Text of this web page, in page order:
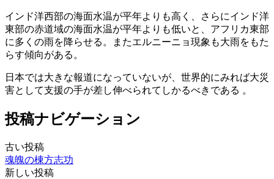
インド洋西部の海面水温が平年よりも高く、さらにインド洋
東部の赤道域の海面水温が平年よりも低いと、アフリカ東部
に多くの雨を降らせる。またエルニーニョ現象も大雨をもた
らす傾向がある。
日本では大きな報道になっていないが、世界的にみれば大災
害として支援の手が差し伸べられてしかるべきである 。
投稿ナビゲーション
古い投稿
魂魄の棟方志功
新しい投稿